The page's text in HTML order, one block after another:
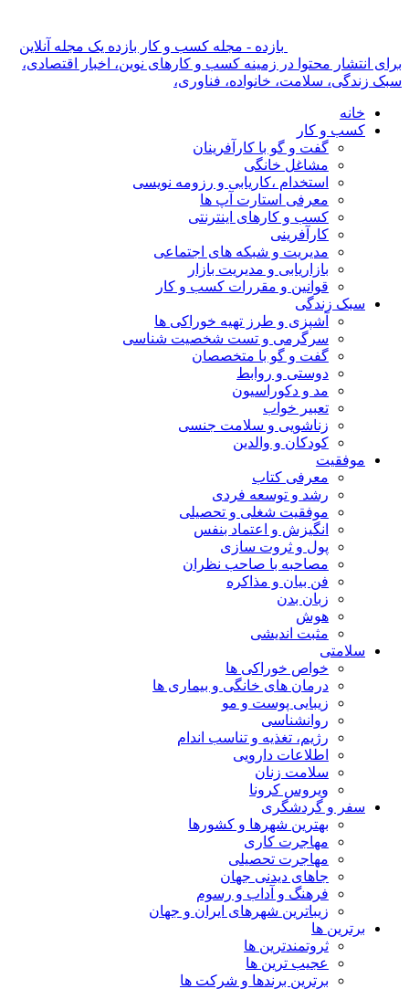
بازده - مجله کسب و کار بازده یک مجله آنلاین
برای انتشار محتوا در زمینه کسب و کارهای نوین، اخبار اقتصادی،
سبک زندگی، سلامت، خانواده، فناوری،
خانه
کسب و کار
گفت و گو با کارآفرینان
مشاغل خانگی
استخدام ،کاریابی و رزومه نویسی
معرفی استارت آپ ها
کسب و کارهای اینترنتی
کارآفرینی
مدیریت و شبکه های اجتماعی
بازاریابی و مدیریت بازار
قوانین و مقررات کسب و کار
سبک زندگی
آشپزی و طرز تهیه خوراکی ها
سرگرمی و تست شخصیت شناسی
گفت و گو با متخصصان
دوستی و روابط
مد و دکوراسیون
تعبیر خواب
زناشویی و سلامت جنسی
کودکان و والدین
موفقیت
معرفی کتاب
رشد و توسعه فردی
موفقیت شغلی و تحصیلی
انگیزش و اعتماد بنفس
پول و ثروت سازی
مصاحبه با صاحب نظران
فن بیان و مذاکره
زبان بدن
هوش
مثبت اندیشی
سلامتی
خواص خوراکی ها
درمان های خانگی و بیماری ها
زیبایی پوست و مو
روانشناسی
رژیم، تغذیه و تناسب اندام
اطلاعات دارویی
سلامت زنان
ویروس کرونا
سفر و گردشگری
بهترین شهرها و کشورها
مهاجرت کاری
مهاجرت تحصیلی
جاهای دیدنی جهان
فرهنگ و آداب و رسوم
زیباترین شهرهای ایران و جهان
برترین ها
ثروتمندترین ها
عجیب ترین ها
برترین برندها و شرکت ها